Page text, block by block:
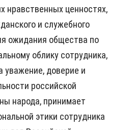
нравственных ценностях,
и служебного
ожидания общества по
облику сотрудника,
доверие и
российской
народа, принимает
этики сотрудника